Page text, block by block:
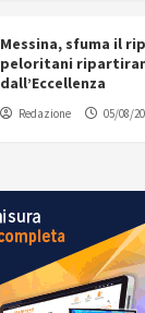
Messina, sfuma il
peloritani
dall’Eccellenza
Redazione 05/08/